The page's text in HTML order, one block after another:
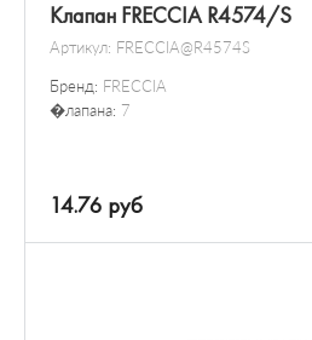
Клапан FRECCIA R4574/S
Артикул: FRECCIA@R4574S
Бренд: FRECCIA
�лапана: 7
14.76 руб